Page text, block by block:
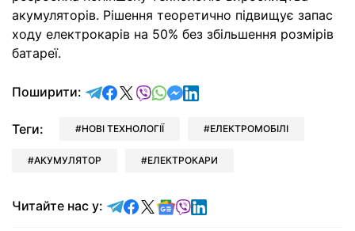
акумуляторів. Рішення теоретично підвищує запас
ходу електрокарів на 50% без збільшення розмірів
батареї.
Поширити: відправити у Telegram
поділитись у Facebook
поділитись у X
відправити у Viber
відправити у Whatsapp
відправити у Messenger
відправити у LinkedIn
Теги: НОВІ ТЕХНОЛОГІЇ ЕЛЕКТРОМОБІЛІ
АКУМУЛЯТОР ЕЛЕКТРОКАРИ
Читайте нас у: Читайте у Telegram
Читайте у Facebook
Читайте у X
Читайте у Google news
Читайте у Viber
Читайте у LinkedIn